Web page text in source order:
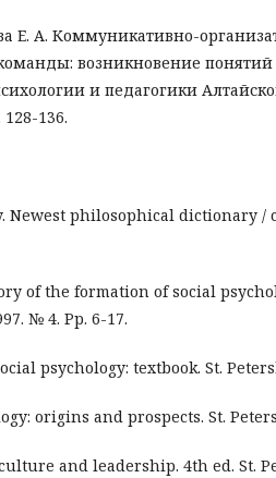
А. Коммуникативно-
возникновение
и педагогики
136.
Newest philosophical dictionary /
of the formation of social
№ 4. Pp. 6-17.
psychology: textbook. St.
origins and prospects. St.
and leadership. 4th ed. St.